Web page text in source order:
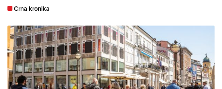
Crna kronika